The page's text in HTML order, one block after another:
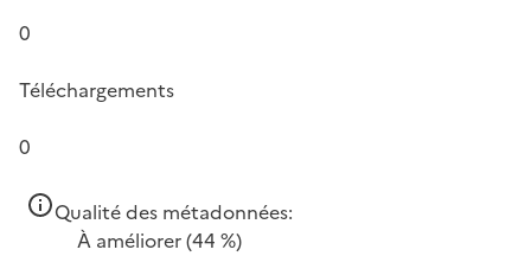
0
Téléchargements
0
Qualité des métadonnées:
À améliorer(44 %)